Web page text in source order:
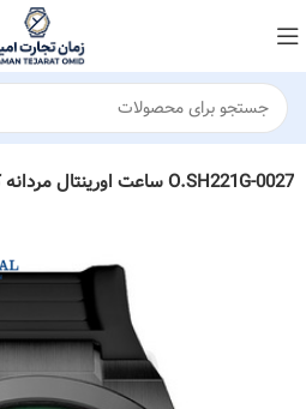
ساعت اورینتال مردانه کد O.SH221G-0027